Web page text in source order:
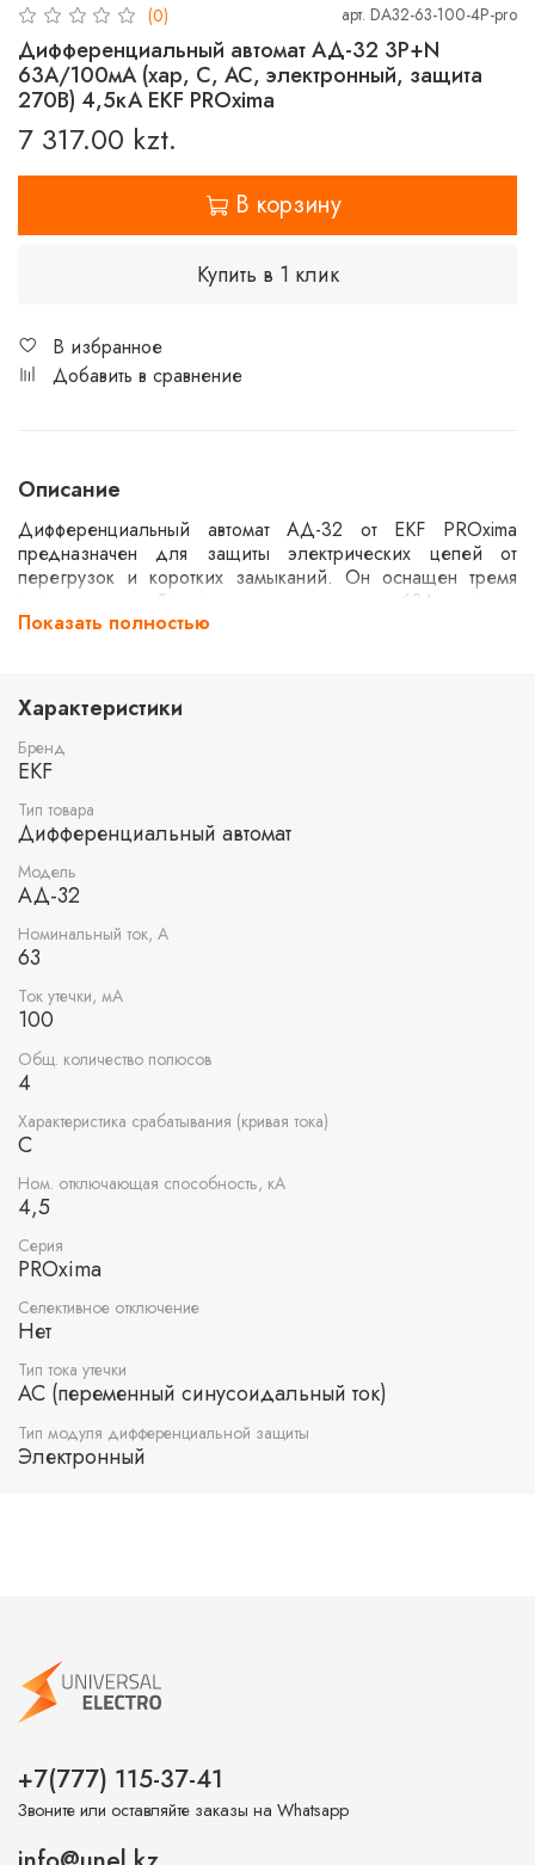
(0) арт. DA32-63-100-4P-pro
Дифференциальный автомат АД-32 3P+N
63А/100мА (хар, C, AC, электронный, защита
270В) 4,5кА EKF PROxima
7 317.00 kzt.
В корзину
Купить в 1 клик
В избранное
Добавить в сравнение
Описание
Дифференциальный автомат АД-32 от EKF PROxima
предназначен для защиты электрических цепей от
перегрузок и коротких замыканий. Он оснащен тремя
полюсами и нейтралью, рассчитан на ток 63А и утечку
100мА. Характеристика C и тип AC делают его
при напряжении до 270В, а предельная отключающая
способность составляет 4,5кА.
Показать полностью
Характеристики
Бренд
EKF
Тип товара
Дифференциальный автомат
Модель
АД-32
Номинальный ток, А
63
Ток утечки, мА
100
Общ. количество полюсов
4
Характеристика срабатывания (кривая тока)
C
Ном. отключающая способность, кА
4,5
Серия
PROxima
Селективное отключение
Нет
Тип тока утечки
AC (переменный синусоидальный ток)
Тип модуля дифференциальной защиты
Электронный
+7(777) 115-37-41
Звоните или оставляйте заказы на Whatsapp